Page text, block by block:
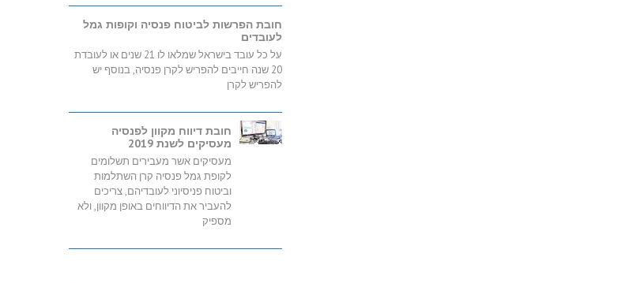
חובת הפרשות לביטוח פנסיה וקופות גמל
לעובדים
על כל עובד בישראל שמלאו לו 21 שנים או לעובדת
20 שנה חייבים להפריש לקרן פנסיה, בנוסף יש
להפריש לקרן
חובת דיווח מקוון לפנסיה
מעסיקים לשנת 2019
מעסיקים אשר מעבירים תשלומים
לקופת גמל פנסיה קרן השתלמות
וביטוח פניסיוני לעובדיהם, צריכים
להעביר את הדיווחים באופן מקוון, ולא
מספיק